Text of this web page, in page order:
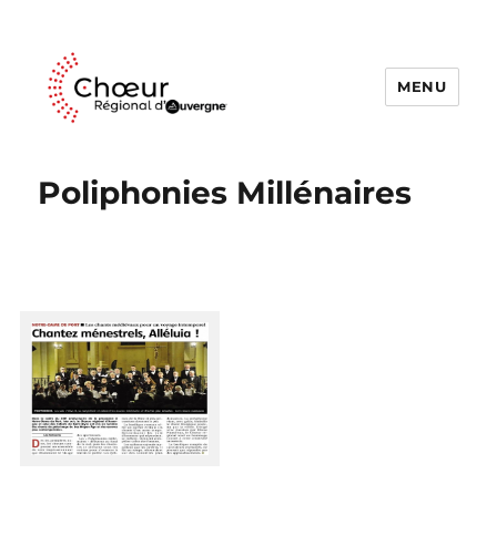
MENU
Poliphonies Millénaires